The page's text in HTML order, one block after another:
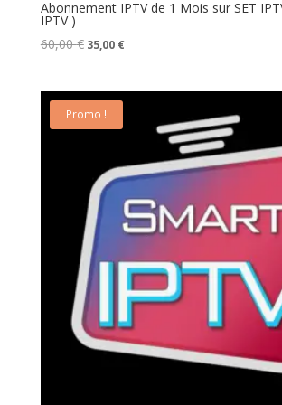
Abonnement IPTV de 1 Mois sur SET
IPTV )
60,00€ Le
était :
60,00 €.
35,00 €Le
est :
Promo !